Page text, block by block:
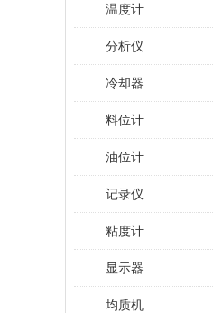
温度计
分析仪
冷却器
料位计
油位计
记录仪
粘度计
显示器
均质机